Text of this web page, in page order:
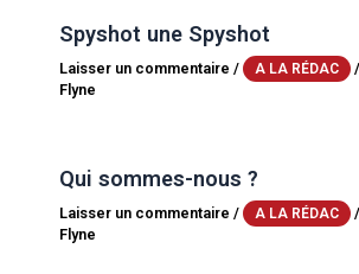
Spyshot une Spyshot
Laisser un commentaire / A LA RÉDAC /
Flyne
Qui sommes-nous ?
Laisser un commentaire / A LA RÉDAC /
Flyne